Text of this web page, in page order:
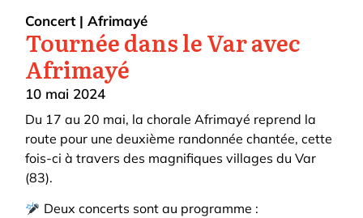
Concert|Afrimayé
Tournée dans le Var avec
Afrimayé
10 mai 2024
Du 17 au 20 mai, la chorale Afrimayé reprend la
route pour une deuxième randonnée chantée, cette
fois-ci à travers des magnifiques villages du Var
(83).
Deux concerts sont au programme :